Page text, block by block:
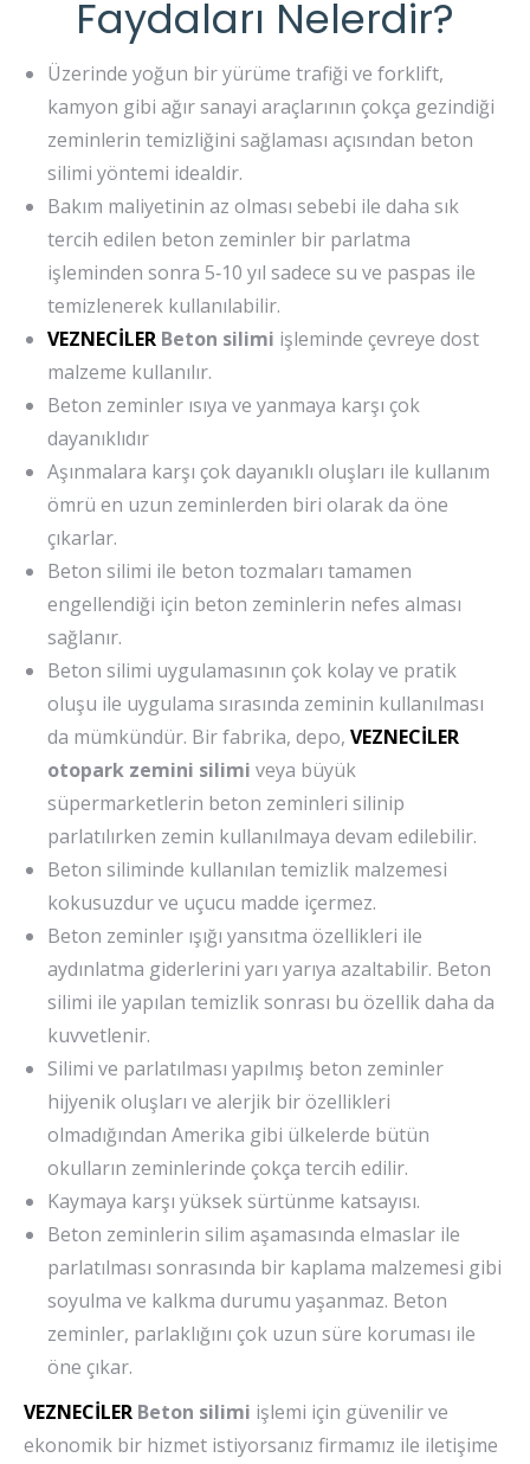
Faydaları Nelerdir?
Üzerinde yoğun bir yürüme trafiği ve forklift,
kamyon gibi ağır sanayi araçlarının çokça gezindiği
zeminlerin temizliğini sağlaması açısından beton
silimi yöntemi idealdir.
Bakım maliyetinin az olması sebebi ile daha sık
tercih edilen beton zeminler bir parlatma
işleminden sonra 5‐10 yıl sadece su ve paspas ile
temizlenerek kullanılabilir.
VEZNECİLER Beton silimi işleminde çevreye dost
malzeme kullanılır.
Beton zeminler ısıya ve yanmaya karşı çok
dayanıklıdır
Aşınmalara karşı çok dayanıklı oluşları ile kullanım
ömrü en uzun zeminlerden biri olarak da öne
çıkarlar.
Beton silimi ile beton tozmaları tamamen
engellendiği için beton zeminlerin nefes alması
sağlanır.
Beton silimi uygulamasının çok kolay ve pratik
oluşu ile uygulama sırasında zeminin kullanılması
da mümkündür. Bir fabrika, depo, VEZNECİLER
otopark zemini silimi veya büyük
süpermarketlerin beton zeminleri silinip
parlatılırken zemin kullanılmaya devam edilebilir.
Beton siliminde kullanılan temizlik malzemesi
kokusuzdur ve uçucu madde içermez.
Beton zeminler ışığı yansıtma özellikleri ile
aydınlatma giderlerini yarı yarıya azaltabilir. Beton
silimi ile yapılan temizlik sonrası bu özellik daha da
kuvvetlenir.
Silimi ve parlatılması yapılmış beton zeminler
hijyenik oluşları ve alerjik bir özellikleri
olmadığından Amerika gibi ülkelerde bütün
okulların zeminlerinde çokça tercih edilir.
Kaymaya karşı yüksek sürtünme katsayısı.
Beton zeminlerin silim aşamasında elmaslar ile
parlatılması sonrasında bir kaplama malzemesi gibi
soyulma ve kalkma durumu yaşanmaz. Beton
zeminler, parlaklığını çok uzun süre koruması ile
öne çıkar.
VEZNECİLER Beton silimi işlemi için güvenilir ve
ekonomik bir hizmet istiyorsanız firmamız ile iletişime